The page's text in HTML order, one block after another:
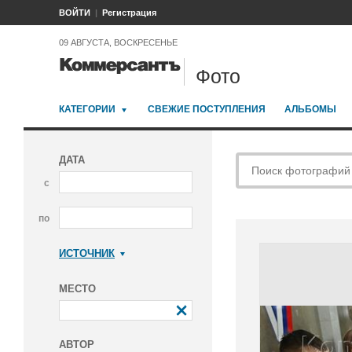
ВОЙТИ Регистрация
09 АВГУСТА, ВОСКРЕСЕНЬЕ
Фото
КАТЕГОРИИ СВЕЖИЕ ПОСТУПЛЕНИЯ АЛЬБОМЫ
ДАТА
с
по
ИСТОЧНИК
МЕСТО
АВТОР